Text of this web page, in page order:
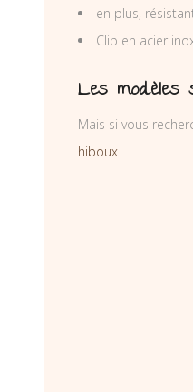
en plus,
Clip en acier
Les modèles
Mais si vous
hiboux